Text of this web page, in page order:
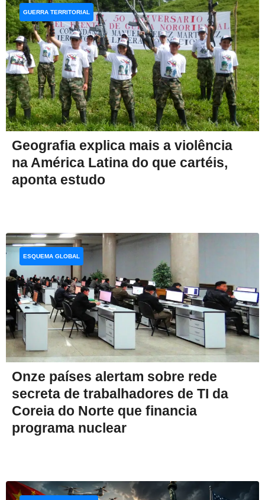
Geografia explica mais a violência
na América Latina do que cartéis,
aponta estudo
GUERRA TERRITORIAL
Onze países alertam sobre rede
secreta de trabalhadores de TI da
Coreia do Norte que financia
programa nuclear
ESQUEMA GLOBAL